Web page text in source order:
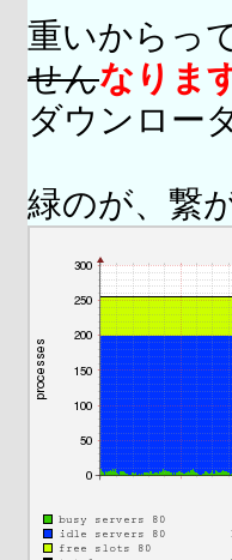
重いからっ
せんなりま
ダウンロー
緑のが、繋